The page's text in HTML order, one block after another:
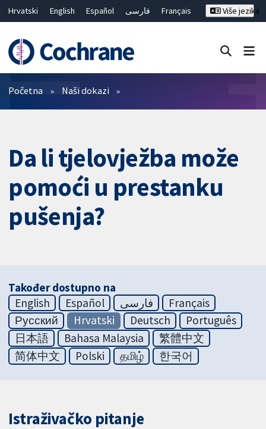
Hrvatski English Español فارسی
Français
繁體中文
简体中文
Više jezika
Prečistači
Početna Naši dokazi
Da li tjelovježba može
pomoći u prestanku
pušenja?
Također dostupno na
English
Español فارسی
Français
Русский
Hrvatski Deutsch
Português
日本語
Bahasa Malaysia
繁體中文
简体中文
Polski தமிழ் 한국어
Istraživačko pitanje